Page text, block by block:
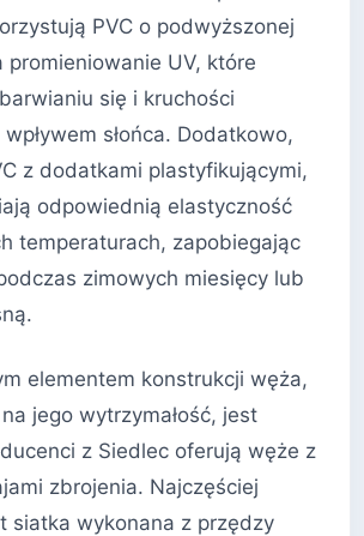
PVC o podwyższonej
promieniowanie UV, które
się i kruchości
słońca. Dodatkowo,
z dodatkami plastyfikującymi,
odpowiednią elastyczność
temperaturach, zapobiegając
zimowych miesięcy lub
elementem konstrukcji węża,
jego wytrzymałość, jest
z Siedlec oferują węże z
zbrojenia. Najczęściej
siatka wykonana z przędzy